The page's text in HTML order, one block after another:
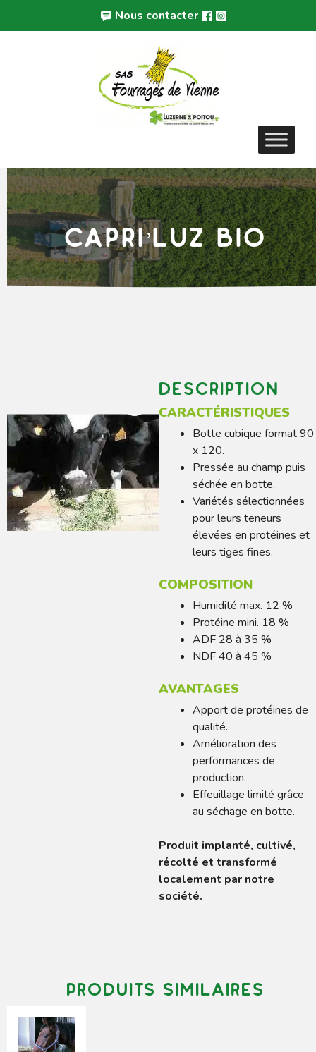
Nous contacter
Capri’Luz bio
Description
CARACTÉRISTIQUES
Botte cubique format 90
x 120.
Pressée au champ puis
séchée en botte.
Variétés sélectionnées
pour leurs teneurs
élevées en protéines et
leurs tiges fines.
COMPOSITION
Humidité max. 12 %
Protéine mini. 18 %
ADF 28 à 35 %
NDF 40 à 45 %
AVANTAGES
Apport de protéines de
qualité.
Amélioration des
performances de
production.
Effeuillage limité grâce
au séchage en botte.
Produit implanté, cultivé,
récolté et transformé
localement par notre
société.
Produits similaires
Panneau de gestion des cookies